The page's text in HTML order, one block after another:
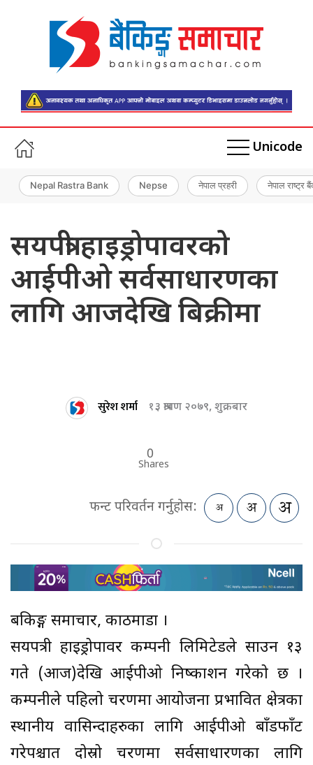
Unicode
Nepal Rastra Bank Nepse नेपाल प्रहरी नेपाल राष्ट्र
सयपत्री हाइड्रोपावरको
आईपीओ सर्वसाधारणका
लागि आजदेखि बिक्रीमा
सुरेश शर्मा १३ श्रावण २०७९, शुक्रबार
0
Shares
फन्ट परिवर्तन गर्नुहोस:
बैंकिङ्ग समाचार, काठमाडौं ।
सयपत्री हाइड्रोपावर कम्पनी लिमिटेडले साउन १३
गते (आज)देखि आईपीओ निष्काशन गरेको छ ।
कम्पनीले पहिलो चरणमा आयोजना प्रभावित क्षेत्रका
स्थानीय वासिन्दाहरुका लागि आईपीओ बाँडफाँट
गरेपश्चात दोस्रो चरणमा सर्वसाधारणका लागि